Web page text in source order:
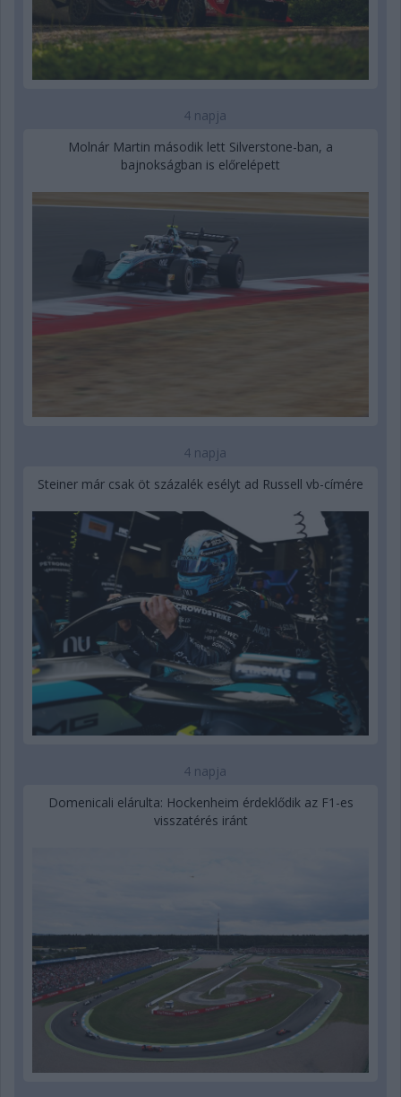
4 napja
Molnár Martin második lett Silverstone-ban, a
bajnokságban is előrelépett
4 napja
Steiner már csak öt százalék esélyt ad Russell vb-címére
4 napja
Domenicali elárulta: Hockenheim érdeklődik az F1-es
visszatérés iránt